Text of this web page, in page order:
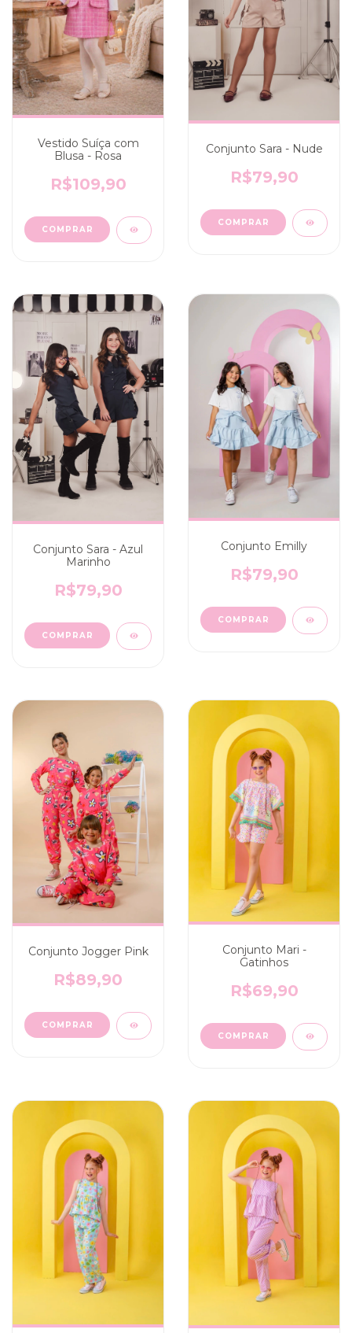
Vestido Suíça com
Blusa - Rosa
R$109,90
COMPRAR
Conjunto Sara - Nude
R$79,90
COMPRAR
Conjunto Sara - Azul
Marinho
R$79,90
COMPRAR
Conjunto Emilly
R$79,90
COMPRAR
Conjunto Jogger Pink
R$89,90
COMPRAR
Conjunto Mari -
Gatinhos
R$69,90
COMPRAR